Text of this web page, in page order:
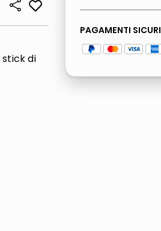
di
PAGAMENTI SICURI